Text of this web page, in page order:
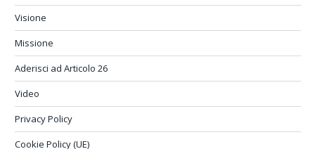
Visione
Missione
Aderisci ad Articolo 26
Video
Privacy Policy
Cookie Policy (UE)